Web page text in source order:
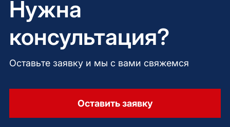
Нужна
консультация?
Оставьте заявку и мы с вами свяжемся
Оставить заявку